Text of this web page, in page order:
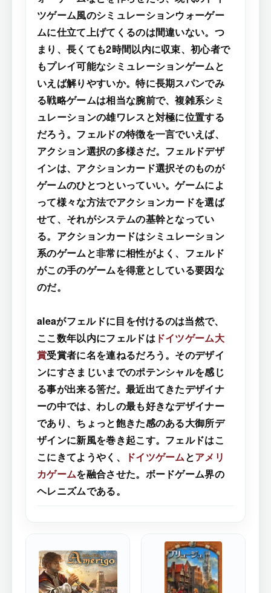
ツゲーム風のシミュレーションウォーゲー
ムに仕立て上げてくるのは間違いない。つ
まり、長くても2時間以内に収束、初心者で
もプレイ可能なシミュレーションゲームと
いえば解りやすいか。特に長期スパンでみ
る戦略ゲームは相当な腕前で、複雑系シミ
ュレーションの雄ワレスと対極に位置する
だろう。フェルドの特徴を一言でいえば、
アクション選択の多様さだ。フェルドデザ
インは、アクションカード選択そのものが
ゲームのひとつといっていい。ゲームによ
って様々な方法でアクションカードを選ば
せて、それがシステムの基幹となってい
る。アクションカードはシミュレーション
系のゲームと非常に相性がよく、フェルド
がこの手のゲームを得意としている要因な
のだ。
aleaがフェルドに目を付けるのは当然で、
ここ数年以内にフェルドはドイツゲーム大
賞受賞者に名を連ねるだろう。そのデザイ
ンにすさまじいまでのポテンシャルを感じ
る事が出来る筈だ。最近出てきたデザイナ
ーの中では、わしの最も好きなデザイナー
であり、ちょっと飽きた感のある大御所デ
ザインに新風を巻き起こす。フェルドはこ
こにきてようやく、
ドイツゲームとアメリ
カゲームを融合させた。ボードゲーム界の
ヘレニズムである。